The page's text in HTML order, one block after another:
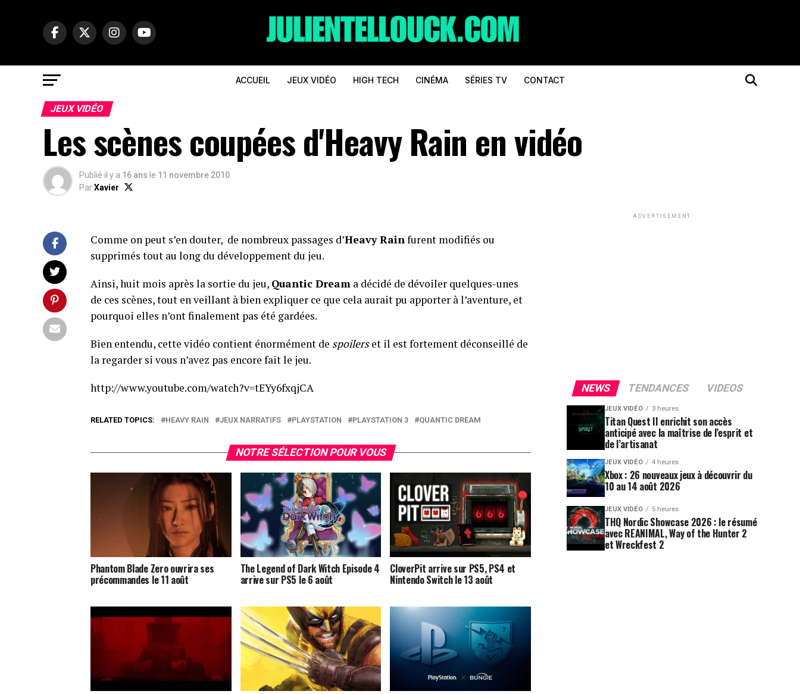
ACCUEIL JEUX VIDÉO HIGH TECH CINÉMA SÉRIES TV CONTACT
JEUX VIDÉO
Les scènes coupées d'Heavy Rain en vidéo
Publié il y a 16 ans le 11 novembre 2010
ParXavier
Comme on peut s’en douter, de nombreux passages d’Heavy Rainfurent modifiés ou
supprimés tout au long du développement du jeu.
Ainsi, huit mois après la sortie du jeu, Quantic Dream a décidé de dévoiler quelques-unes
de ces scènes, tout en veillant à bien expliquer ce que cela aurait pu apporter à l’aventure, et
pourquoi elles n’ont finalement pas été gardées.
Bien entendu, cette vidéo contient énormément de spoilerset il est fortement déconseillé de
la regarder si vous n’avez pas encore fait le jeu.
http://www.youtube.com/watch?v=tEYy6fxqjCA
RELATED TOPICS: HEAVY RAIN JEUX NARRATIFS PLAYSTATION PLAYSTATION 3 QUANTIC DREAM
NOTRE SÉLECTION POUR VOUS
Phantom Blade Zero ouvrira ses
précommandes le 11 août
The Legend of Dark Witch Episode 4
arrive sur PS5 le 6 août
CloverPit arrive sur PS5, PS4 et
Nintendo Switch le 13 août
ADVERTISEMENT
NEWS TENDANCES VIDEOS
JEUX VIDÉO 3 heures
Titan Quest II enrichit son accès
anticipé avec la maîtrise de l’esprit et
de l’artisanat
JEUX VIDÉO 4 heures
Xbox : 26 nouveaux jeux à découvrir du
10 au 14 août 2026
JEUX VIDÉO 5 heures
THQ Nordic Showcase 2026 : le résumé
avec REANIMAL, Way of the Hunter 2
et Wreckfest 2